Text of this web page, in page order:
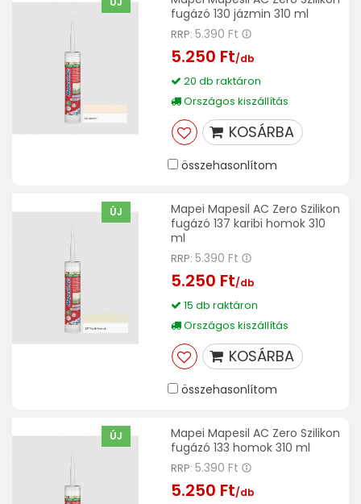
fugázó 130 jázmin 310 ml
RRP: 5.390 Ft
5.250 Ft/db
20 db raktáron
Országos kiszállítás
KOSÁRBA
összehasonlítom
ÚJ
Mapei Mapesil AC Zero Szilikon
fugázó 137 karibi homok 310
ml
RRP: 5.390 Ft
5.250 Ft/db
15 db raktáron
Országos kiszállítás
KOSÁRBA
összehasonlítom
ÚJ
Mapei Mapesil AC Zero Szilikon
fugázó 133 homok 310 ml
RRP: 5.390 Ft
5.250 Ft/db